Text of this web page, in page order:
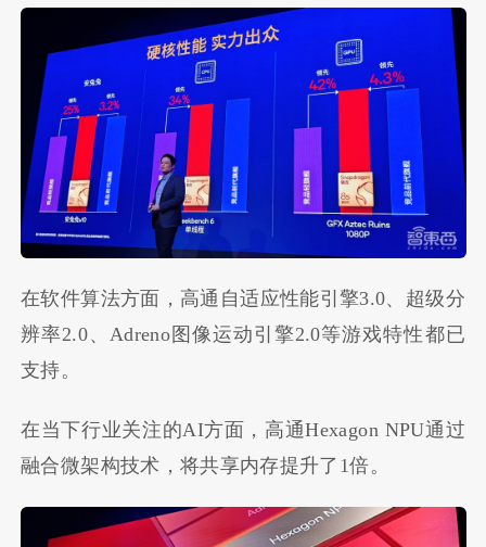
在软件算法方面，高通自适应性能引擎3.0、超级分
辨率2.0、Adreno图像运动引擎2.0等游戏特性都已
支持。
在当下行业关注的AI方面，高通Hexagon NPU通过
融合微架构技术，将共享内存提升了1倍。